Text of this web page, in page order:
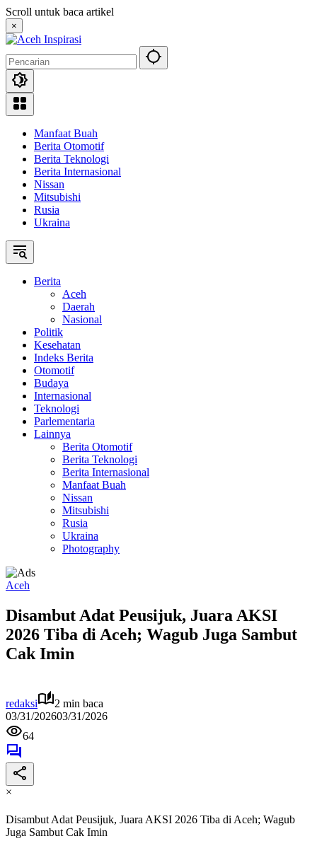
Langsung
ke
konten
Scroll untuk baca artikel
×
Manfaat Buah
Berita Otomotif
Berita Teknologi
Berita Internasional
Nissan
Mitsubishi
Rusia
Ukraina
Berita
Aceh
Daerah
Nasional
Politik
Kesehatan
Indeks Berita
Otomotif
Budaya
Internasional
Teknologi
Parlementaria
Lainnya
Berita Otomotif
Berita Teknologi
Berita Internasional
Manfaat Buah
Nissan
Mitsubishi
Rusia
Ukraina
Photography
Aceh
Disambut Adat Peusijuk, Juara AKSI
2026 Tiba di Aceh; Wagub Juga Sambut
Cak Imin
redaksi
2 min baca
03/31/202603/31/2026
64
×
Disambut Adat Peusijuk, Juara AKSI 2026 Tiba di Aceh; Wagub
Juga Sambut Cak Imin